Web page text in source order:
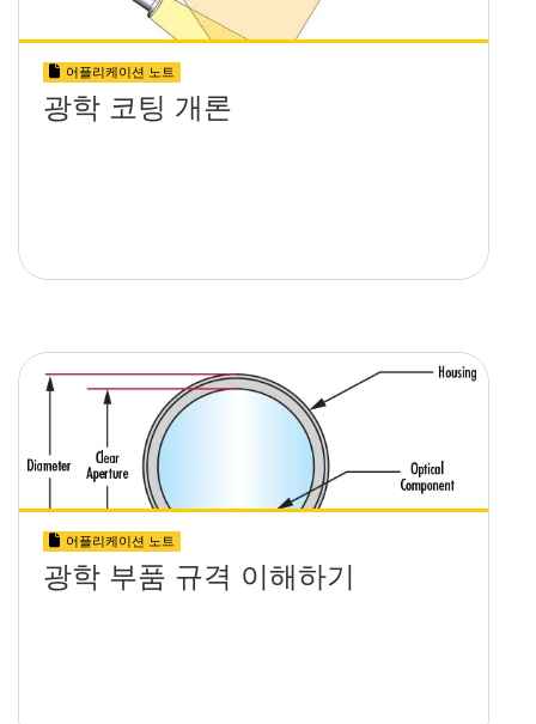
어플리케이션 노트
광학 코팅 개론
어플리케이션 노트
광학 부품 규격 이해하기